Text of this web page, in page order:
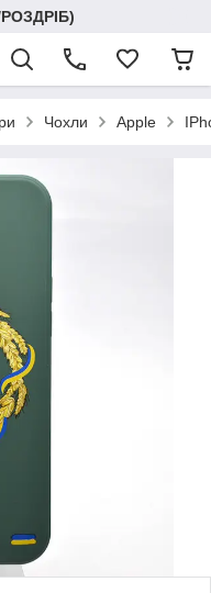
Чохли Apple